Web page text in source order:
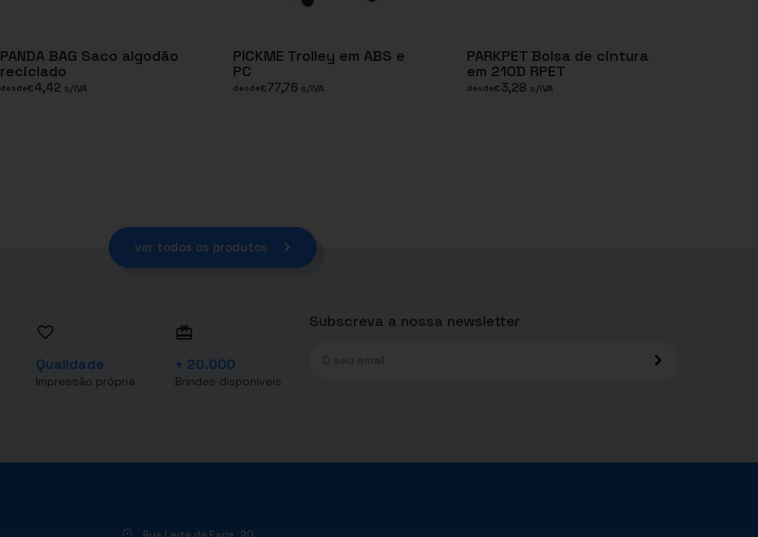
PANDA BAG Saco algodão
reciclado
desde€4,42 s/IVA
PICKME Trolley em ABS e
PC
desde€77,76 s/IVA
PARKPET Bolsa de cintura
em 210D RPET
desde€3,28 s/IVA
ver todos os produtos
Qualidade
Impressão própria
+ 20.000
Brindes disponíveis
Subscreva a nossa newsletter